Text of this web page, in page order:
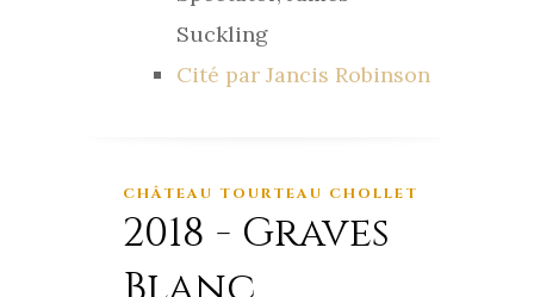
Suckling
Cité par Jancis Robinson
CHÂTEAU TOURTEAU CHOLLET
2018 - Graves